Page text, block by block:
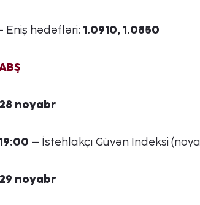
- Eniş hədəfləri: 1.0910, 1.0850
28 noyabr
19:00 – İstehlakçı Güvən İndeksi
29 noyabr